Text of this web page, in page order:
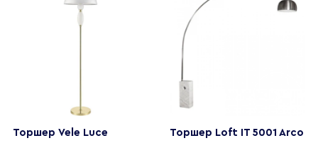
Торшер Vele Luce
Торшер Loft IT 5001 Arco